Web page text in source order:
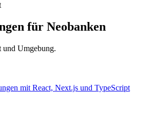
für Neobanken
und Umgebung.
mit React, Next.js und TypeScript